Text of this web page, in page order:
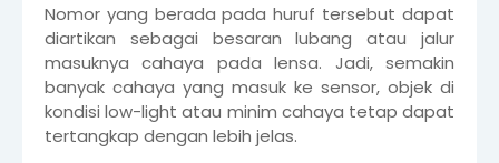
Nomor yang berada pada huruf tersebut dapat
diartikan sebagai besaran lubang atau jalur
masuknya cahaya pada lensa. Jadi, semakin
banyak cahaya yang masuk ke sensor, objek di
kondisi low-light atau minim cahaya tetap dapat
tertangkap dengan lebih jelas.